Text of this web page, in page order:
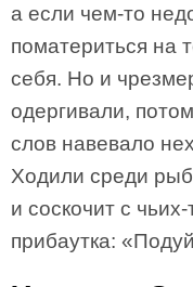
а если чем-то
поматериться на
себя. Но и
одергивали,
слов навевало
Ходили среди
и соскочит с
прибаутка: